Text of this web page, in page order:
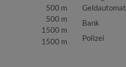
500 m
500 m
1500 m
1500 m
Geldautomat
Bank
Polizei